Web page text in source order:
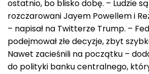
ostatnio, bo blisko dobę. – Ludzie
rozczarowani Jayem Powellem i
– napisał na Twitterze Trump. –
podejmował złe decyzje, zbyt
Nawet zacieśnili na początku –
do polityki banku centralnego,